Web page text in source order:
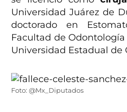
Universidad Juárez de
doctorado en
Facultad de
Universidad Estadual de
Foto: @Mx_Diputados